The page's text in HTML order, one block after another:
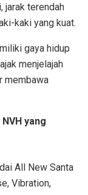
jarak terendah
kaki yang kuat.
gaya hidup
menjelajah
membawa
yang
All New Santa
Vibration,